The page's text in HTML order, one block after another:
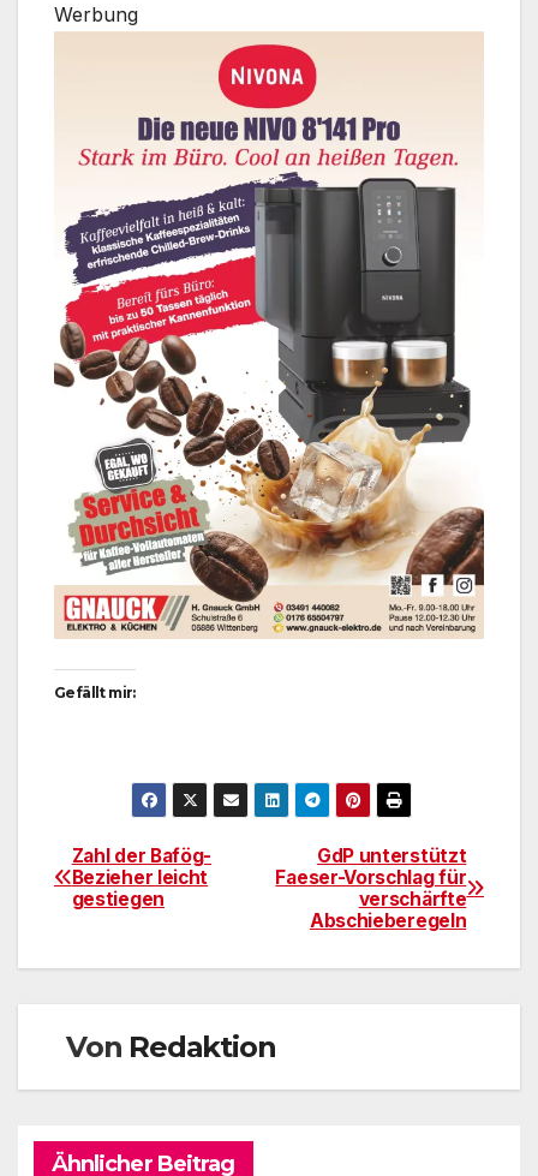
Werbung
Gefällt mir:
Beitragsnavigation
GdP unterstützt
Faeser-Vorschlag für
verschärfte
Abschieberegeln
Zahl der Bafög-
Bezieher leicht
gestiegen
Von Redaktion
Ähnlicher Beitrag